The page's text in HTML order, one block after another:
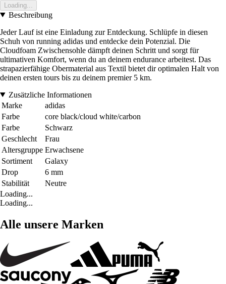
Loading...
Beschreibung
Jeder Lauf ist eine Einladung zur Entdeckung. Schlüpfe in diesen
Schuh von running adidas und entdecke dein Potenzial. Die
Cloudfoam Zwischensohle dämpft deinen Schritt und sorgt für
ultimativen Komfort, wenn du an deinem endurance arbeitest. Das
strapazierfähige Obermaterial aus Textil bietet dir optimalen Halt von
deinen ersten tours bis zu deinem premier 5 km.
Zusätzliche Informationen
Marke
adidas
Farbe
core black/cloud white/carbon
Farbe
Schwarz
Geschlecht
Frau
Altersgruppe Erwachsene
Sortiment
Galaxy
Drop
6 mm
Stabilität
Neutre
Loading...
Loading...
Alle unsere Marken